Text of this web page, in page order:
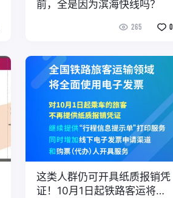
前，全是因为滨海快线吗？
265 0
这类人群仍可开具纸质报销凭
证！10月1日起铁路客运将全